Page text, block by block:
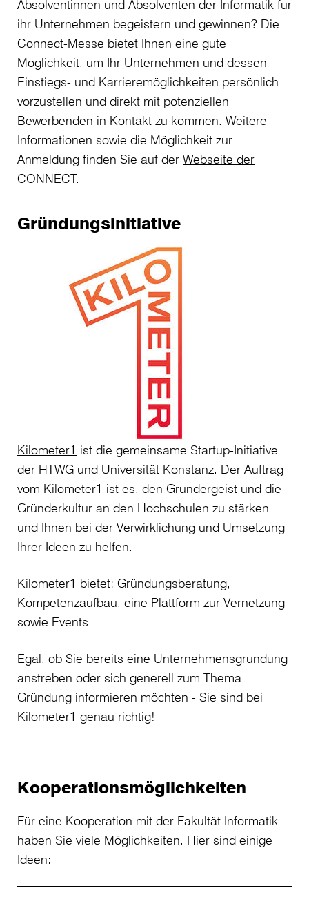
Absolventinnen und Absolventen der Informatik für
ihr Unternehmen begeistern und gewinnen? Die
Connect-Messe bietet Ihnen eine gute
Möglichkeit, um Ihr Unternehmen und dessen
Einstiegs- und Karrieremöglichkeiten persönlich
vorzustellen und direkt mit potenziellen
Bewerbenden in Kontakt zu kommen. Weitere
Informationen sowie die Möglichkeit zur
Anmeldung finden Sie auf der Webseite der
CONNECT.
Gründungsinitiative
Kilometer1 ist die gemeinsame Startup-Initiative
der HTWG und Universität Konstanz. Der Auftrag
vom Kilometer1 ist es, den Gründergeist und die
Gründerkultur an den Hochschulen zu stärken
und Ihnen bei der Verwirklichung und Umsetzung
Ihrer Ideen zu helfen.
Kilometer1 bietet: Gründungsberatung,
Kompetenzaufbau, eine Plattform zur Vernetzung
sowie Events
Egal, ob Sie bereits eine Unternehmensgründung
anstreben oder sich generell zum Thema
Gründung informieren möchten - Sie sind bei
Kilometer1 genau richtig!
Kooperationsmöglichkeiten
Für eine Kooperation mit der Fakultät Informatik
haben Sie viele Möglichkeiten. Hier sind einige
Ideen: